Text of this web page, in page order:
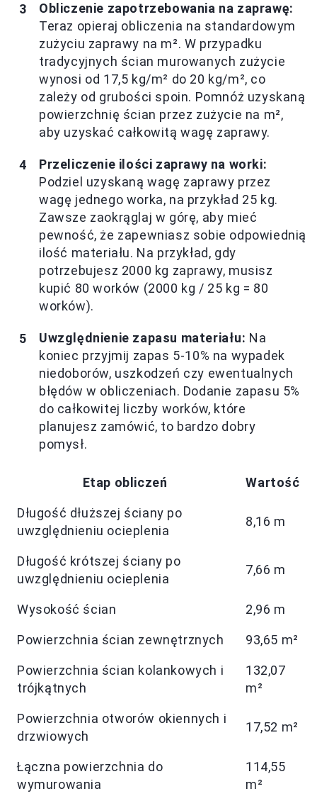
Obliczenie zapotrzebowania na zaprawę:
Teraz opieraj obliczenia na standardowym
zużyciu zaprawy na m². W przypadku
tradycyjnych ścian murowanych zużycie
wynosi od 17,5 kg/m² do 20 kg/m², co
zależy od grubości spoin. Pomnóż uzyskaną
powierzchnię ścian przez zużycie na m²,
aby uzyskać całkowitą wagę zaprawy.
Przeliczenie ilości zaprawy na worki:
Podziel uzyskaną wagę zaprawy przez
wagę jednego worka, na przykład 25 kg.
Zawsze zaokrąglaj w górę, aby mieć
pewność, że zapewniasz sobie odpowiednią
ilość materiału. Na przykład, gdy
potrzebujesz 2000 kg zaprawy, musisz
kupić 80 worków (2000 kg / 25 kg = 80
worków).
Uwzględnienie zapasu materiału: Na
koniec przyjmij zapas 5-10% na wypadek
niedoborów, uszkodzeń czy ewentualnych
błędów w obliczeniach. Dodanie zapasu 5%
do całkowitej liczby worków, które
planujesz zamówić, to bardzo dobry
pomysł.
Etap obliczeń Wartość
Długość dłuższej ściany po
uwzględnieniu ocieplenia
8,16 m
Długość krótszej ściany po
uwzględnieniu ocieplenia
7,66 m
Wysokość ścian 2,96 m
Powierzchnia ścian zewnętrznych 93,65 m²
Powierzchnia ścian kolankowych i
trójkątnych
132,07
m²
Powierzchnia otworów okiennych i
drzwiowych
17,52 m²
Łączna powierzchnia do
wymurowania
114,55
m²